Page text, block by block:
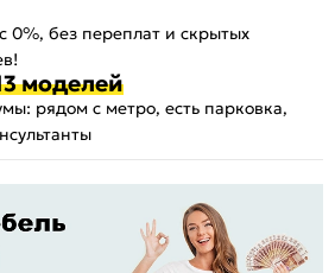
0%, без переплат и скрытых
моделей
рядом с метро, есть парковка,